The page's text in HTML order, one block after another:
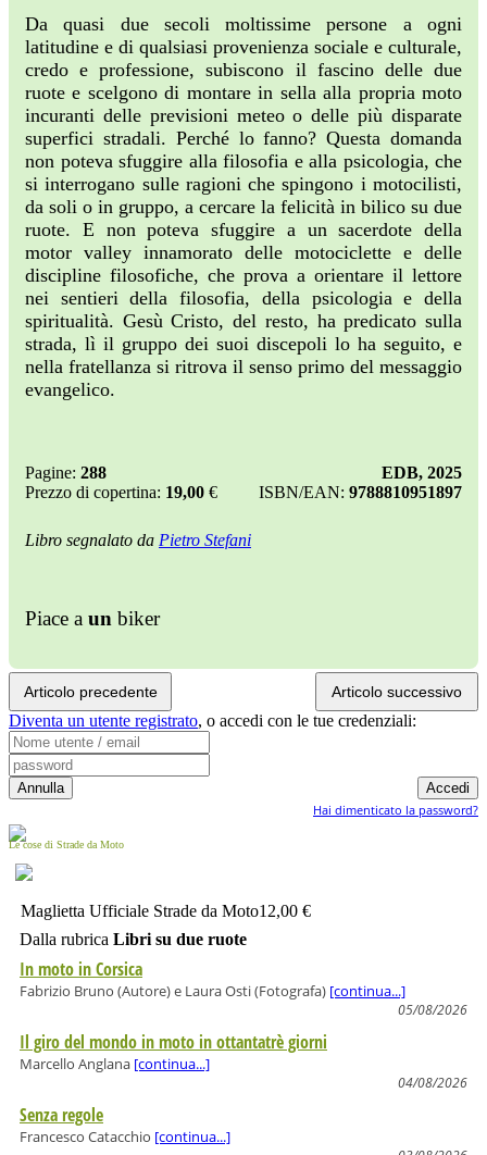
Da quasi due secoli moltissime persone a ogni
latitudine e di qualsiasi provenienza sociale e culturale,
credo e professione, subiscono il fascino delle due
ruote e scelgono di montare in sella alla propria moto
incuranti delle previsioni meteo o delle più disparate
superfici stradali. Perché lo fanno? Questa domanda
non poteva sfuggire alla filosofia e alla psicologia, che
si interrogano sulle ragioni che spingono i motocilisti,
da soli o in gruppo, a cercare la felicità in bilico su due
ruote. E non poteva sfuggire a un sacerdote della
motor valley innamorato delle motociclette e delle
discipline filosofiche, che prova a orientare il lettore
nei sentieri della filosofia, della psicologia e della
spiritualità. Gesù Cristo, del resto, ha predicato sulla
strada, lì il gruppo dei suoi discepoli lo ha seguito, e
nella fratellanza si ritrova il senso primo del messaggio
evangelico.
Pagine: 288
Prezzo di copertina: 19,00 €
EDB, 2025
ISBN/EAN: 9788810951897
Libro segnalato da Pietro Stefani
Piace a un biker
Articolo precedente Articolo successivo
Diventa un utente registrato, o accedi con le tue credenziali:
Hai dimenticato la password?
Le cose di Strade da Moto
Maglietta Ufficiale Strade da Moto12,00 €
Dalla rubrica Libri su due ruote
In moto in Corsica
Fabrizio Bruno (Autore) e Laura Osti (Fotografa) [continua...]
05/08/2026
Il giro del mondo in moto in ottantatrè giorni
Marcello Anglana [continua...]
04/08/2026
Senza regole
Francesco Catacchio [continua...]